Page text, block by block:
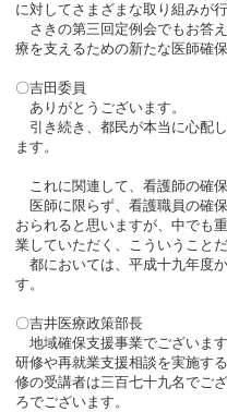
に対してさまざまな取り組みが
さきの第三回定例会でもお答
療を支えるための新たな医師確
〇吉田委員
ありがとうございます。
引き続き、都民が本当に心配
ます。
これに関連して、看護師の確
医師に限らず、看護職員の確
おられると思いますが、中でも
業していただく、こういうこと
都においては、平成十九年度
す。
〇吉井医療政策部長
地域確保支援事業でございま
研修や再就業支援相談を実施す
修の受講者は三百七十九名でご
ろでございます。